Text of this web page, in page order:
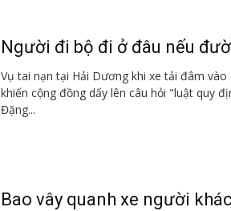
Người đi bộ đi ở đâu nếu
Vụ tai nạn tại Hải Dương khi xe tải đâm
khiến cộng đồng dấy lên câu hỏi "luật quy
Đặng...
Bao vây quanh xe người